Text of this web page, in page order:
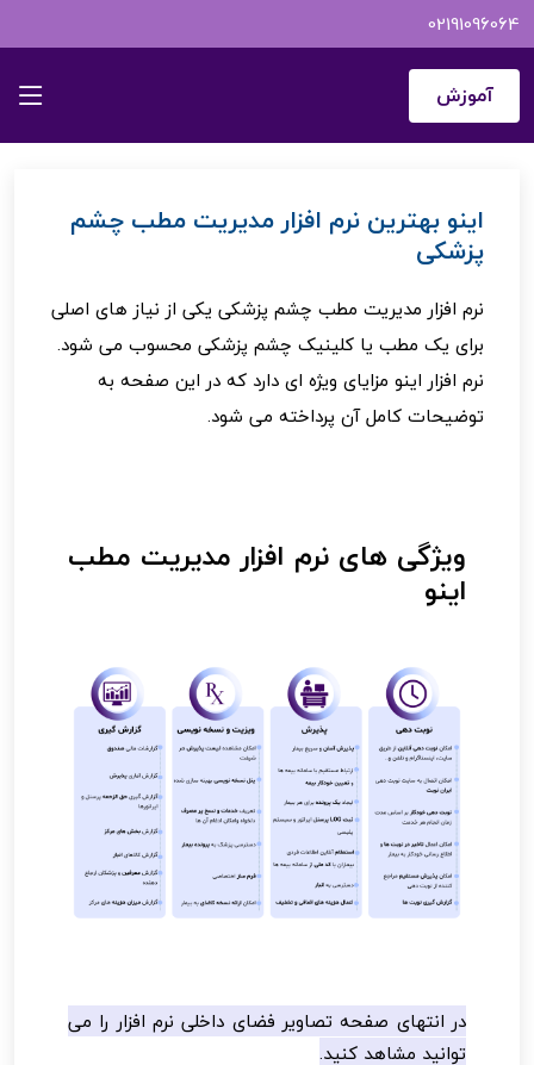
02191096064
آموزشاینـــــو نرم افزار مدیریت مطب چشم پزشکی | اینو
اینو بهترین نرم افزار مدیریت مطب چشم
پزشکی
نرم افزار مدیریت مطب چشم پزشکی یکی از نیاز های اصلی
برای یک مطب یا کلینیک چشم پزشکی محسوب می شود.
نرم افزار اینو مزایای ویژه ای دارد که در این صفحه به
توضیحات کامل آن پرداخته می شود.
ویژگی های نرم افزار مدیریت مطب
اینو
در انتهای صفحه تصاویر فضای داخلی نرم افزار را می
توانید مشاهد کنید.